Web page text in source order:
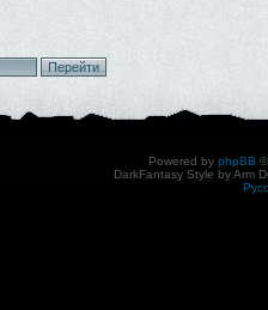
Powered by phpBB
DarkFantasy Style by Arm